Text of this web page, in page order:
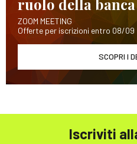
ruolo della banca
ZOOM MEETING
Offerte per iscrizioni entro 08/09
SCOPRI I
Iscriviti